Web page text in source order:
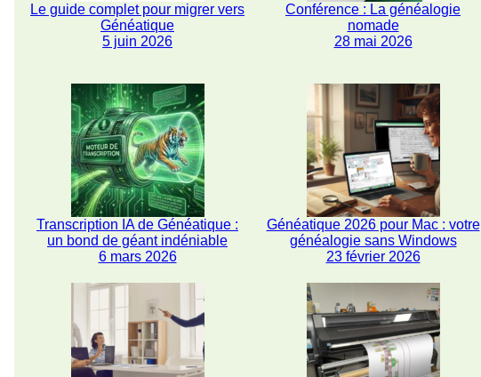
Le guide complet pour migrer vers
Généatique
5 juin 2026
Conférence : La généalogie
nomade
28 mai 2026
Transcription IA de Généatique :
un bond de géant indéniable
6 mars 2026
Généatique 2026 pour Mac : votre
généalogie sans Windows
23 février 2026